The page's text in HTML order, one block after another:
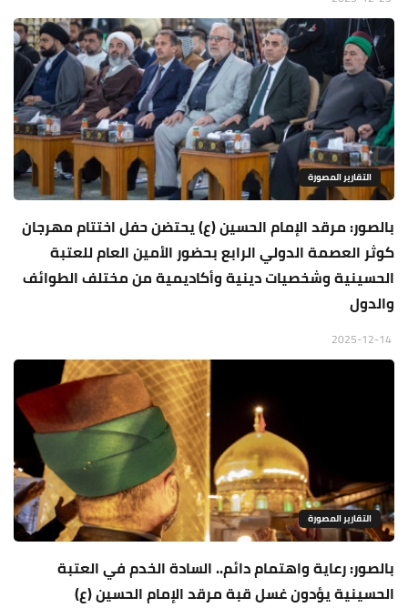
التقارير المصورة
بالصور: مرقد الإمام الحسين (ع) يحتضن حفل اختتام مهرجان
كوثر العصمة الدولي الرابع بحضور الأمين العام للعتبة
الحسينية وشخصيات دينية وأكاديمية من مختلف الطوائف
والدول
التقارير المصورة
بالصور: رعاية واهتمام دائم.. السادة الخدم في العتبة
الحسينية يؤدون غسل قبة مرقد الإمام الحسين (ع)